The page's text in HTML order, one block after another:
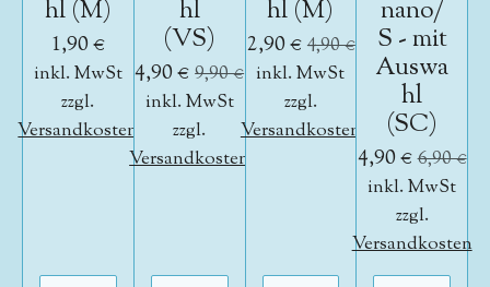
hl (M)
1,90 €
inkl. MwSt
zzgl.
Versandkosten
hl
(VS)
4,90 € 9,90 €
inkl. MwSt
zzgl.
Versandkosten
hl (M)
2,90 € 4,90 €
inkl. MwSt
zzgl.
Versandkosten
nano/
S - mit
Auswa
hl
(SC)
4,90 €6,90 €
inkl. MwSt
zzgl.
Versandkosten